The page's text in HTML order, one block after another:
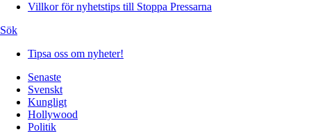
Villkor för nyhetstips till Stoppa Pressarna
Sök
Tipsa oss om nyheter!
Senaste
Svenskt
Kungligt
Hollywood
Politik